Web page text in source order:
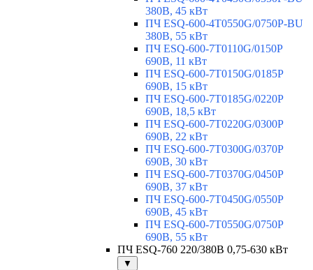
380В, 45 кВт
ПЧ ESQ-600-4T0550G/0750P-BU
380В, 55 кВт
ПЧ ESQ-600-7T0110G/0150P
690В, 11 кВт
ПЧ ESQ-600-7T0150G/0185P
690В, 15 кВт
ПЧ ESQ-600-7T0185G/0220P
690В, 18,5 кВт
ПЧ ESQ-600-7T0220G/0300P
690В, 22 кВт
ПЧ ESQ-600-7T0300G/0370P
690В, 30 кВт
ПЧ ESQ-600-7T0370G/0450P
690В, 37 кВт
ПЧ ESQ-600-7T0450G/0550P
690В, 45 кВт
ПЧ ESQ-600-7T0550G/0750P
690В, 55 кВт
ПЧ ESQ-760 220/380В 0,75-630 кВт
▼